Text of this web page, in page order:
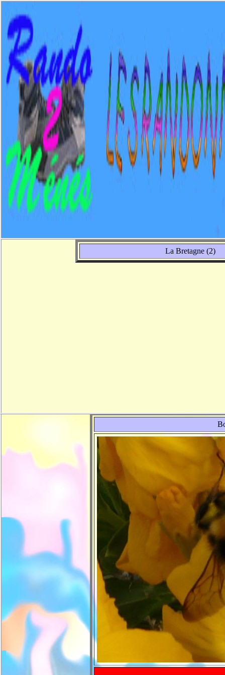
La Bretagne (2)